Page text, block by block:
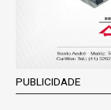
PUBLICIDADE